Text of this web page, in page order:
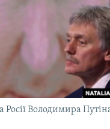
КРИМУ
Росії Володимира